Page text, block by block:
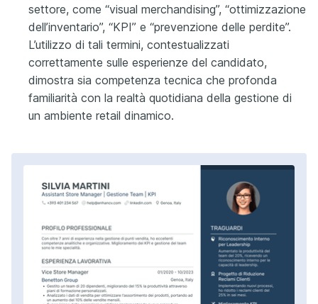
settore, come “visual merchandising”, “ottimizzazione
dell’inventario”, “KPI” e “prevenzione delle perdite”.
L’utilizzo di tali termini, contestualizzati
correttamente sulle esperienze del candidato,
dimostra sia competenza tecnica che profonda
familiarità con la realtà quotidiana della gestione di
un ambiente retail dinamico.